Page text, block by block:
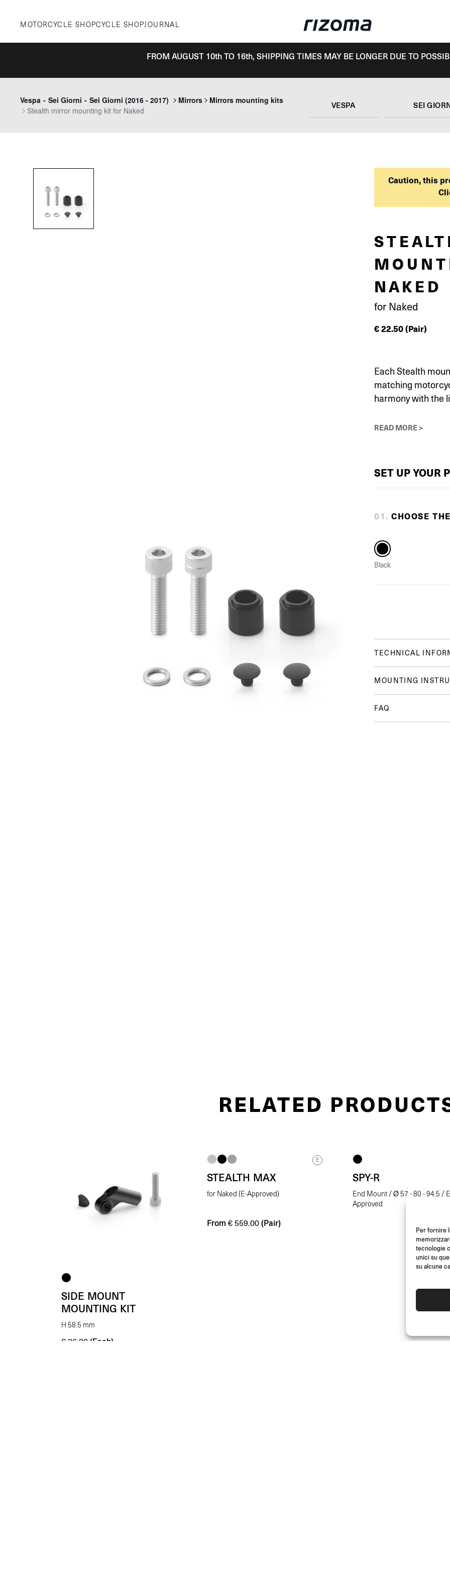
Per fornire
tecnologie
unici su
su alcune
contentMOTORCYCLE SHOPCYCLE SHOPJOURNAL
FROM AUGUST 10th TO 16th, SHIPPING TIMES MAY BE LONGER DUE TO
Vespa - Sei Giorni - Sei Giorni (2016 - 2017) Mirrors
Mirrors mounting kits
Stealth mirror mounting kit for Naked
VESPA SEI
Caution, this
NAKED
for Naked
€22.50(Pair)
Each Stealth
matching
harmony with the
READ MORE >
SET UP YOUR
01 . CHOOSE
Black
TECHNICAL
MOUNTING
FAQ
RELATED
SIDE MOUNT
MOUNTING KIT
H 58.5 mm
€ 26.00 (Each)
E
STEALTH MAX
for Naked (E-Approved)
From € 559.00 (Pair)
SPY-R
End Mount / Ø 57 - 80 - 94.5 /
Approved